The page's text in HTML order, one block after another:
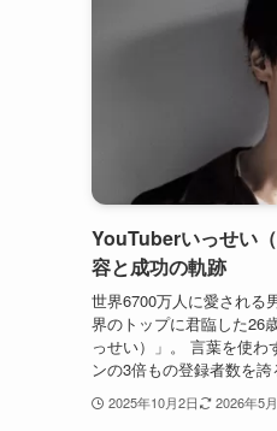
YouTuberいっせい
容と成功の軌跡
世界6700万人に愛される
界のトップに君臨した26
っせい）」。 言葉を使
ンの3倍もの登録者数を
2025年10月2日 2026年5